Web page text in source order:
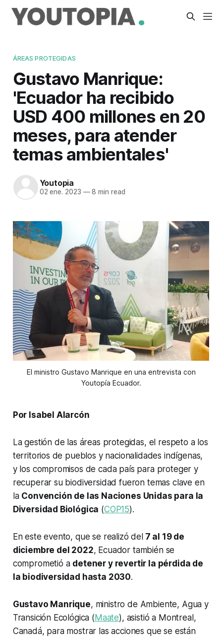
ÁREAS PROTEGIDAS
Gustavo Manrique:
'Ecuador ha recibido
USD 400 millones en 20
meses, para atender
temas ambientales'
Youtopia
02 ene. 2023 —8 min read
El ministro Gustavo Manrique en una entrevista con
Youtopía Ecuador.
Por Isabel Alarcón
La gestión de las áreas protegidas, el respeto a los
territorios de pueblos y nacionalidades indígenas,
y los compromisos de cada país para proteger y
recuperar su biodiversidad fueron temas clave en
la Convención de las Naciones Unidas para la
Diversidad Biológica (COP15).
En este evento, que se realizó del 7 al 19 de
diciembre del 2022, Ecuador también se
comprometió a detener y revertir la pérdida de
la biodiversidad hasta 2030.
Gustavo Manrique, ministro de Ambiente, Agua y
Transición Ecológica ( Maate), asistió a Montreal,
Canadá, para mostrar las acciones que se están